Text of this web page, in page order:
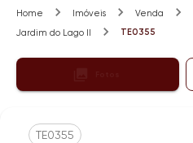
Home Imóveis Venda
Jardim do Lago II
TE0355
TE0355